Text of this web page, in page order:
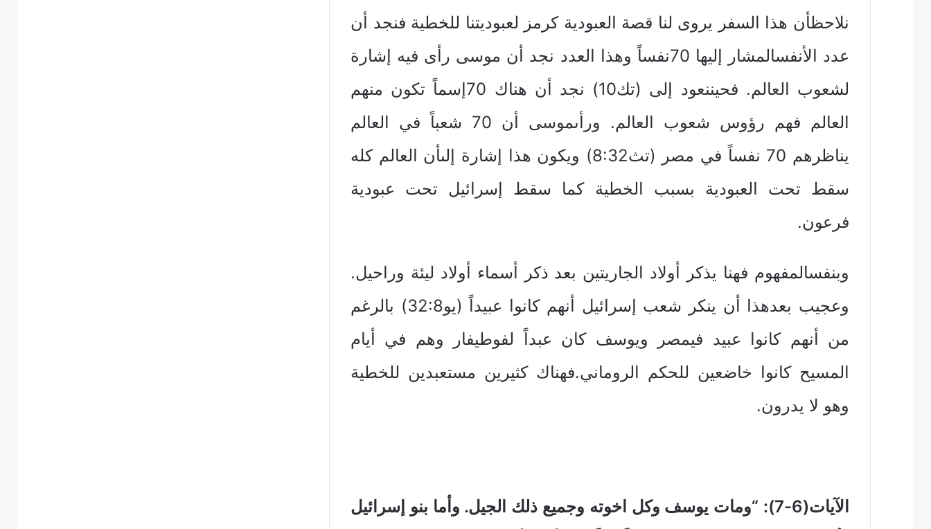
نلاحظأن هذا السفر يروى لنا قصة العبودية كرمز لعبوديتنا للخطية فنجد أن
عدد الأنفسالمشار إليها 70نفساً وهذا العدد نجد أن موسى رأى فيه إشارة
لشعوب العالم. فحيننعود إلى (تك10) نجد أن هناك 70إسماً تكون منهم
العالم فهم رؤوس شعوب العالم. ورأىموسى أن 70 شعباً في العالم
يناظرهم 70 نفساً في مصر (تث8:32) ويكون هذا إشارة إلىأن العالم كله
سقط تحت العبودية بسبب الخطية كما سقط إسرائيل تحت عبودية
فرعون.
وبنفسالمفهوم فهنا يذكر أولاد الجاريتين بعد ذكر أسماء أولاد ليئة وراحيل.
وعجيب بعدهذا أن ينكر شعب إسرائيل أنهم كانوا عبيداً (يو32:8) بالرغم
من أنهم كانوا عبيد فيمصر ويوسف كان عبداً لفوطيفار وهم في أيام
المسيح كانوا خاضعين للحكم الروماني.فهناك كثيرين مستعبدين للخطية
وهو لا يدرون.
الآيات(6-7): “ومات يوسف وكل اخوته وجميع ذلك الجيل. وأما بنو إسرائيل